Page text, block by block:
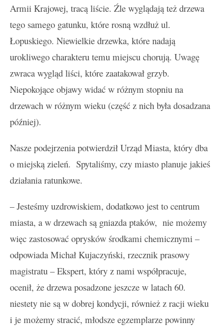
Armii Krajowej, tracą liście. Źle wyglądają też drzewa
tego samego gatunku, które rosną wzdłuż ul.
Łopuskiego. Niewielkie drzewka, które nadają
urokliwego charakteru temu miejscu chorują. Uwagę
zwraca wygląd liści, które zaatakował grzyb.
Niepokojące objawy widać w różnym stopniu na
drzewach w różnym wieku (część z nich była dosadzana
później).
Nasze podejrzenia potwierdził Urząd Miasta, który dba
o miejską zieleń. Spytaliśmy, czy miasto planuje jakieś
działania ratunkowe.
– Jesteśmy uzdrowiskiem, dodatkowo jest to centrum
miasta, a w drzewach są gniazda ptaków, nie możemy
więc zastosować oprysków środkami chemicznymi –
odpowiada Michał Kujaczyński, rzecznik prasowy
magistratu – Ekspert, który z nami współpracuje,
ocenił, że drzewa posadzone jeszcze w latach 60.
niestety nie są w dobrej kondycji, również z racji wieku
i je możemy stracić, młodsze egzemplarze powinny